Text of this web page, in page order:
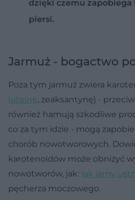
dzięki czemu zapobiega
piersi.
Jarmuż - bogactwo
Poza tym jarmuż zwiera
luteinę, zeaksantynę) -
również hamują szkodliwe
co za tym idzie - mogą
chorób nowotworowych.
karotenoidów może obniżyć
nowotworów, jak: rak jamy
pęcherza moczowego.